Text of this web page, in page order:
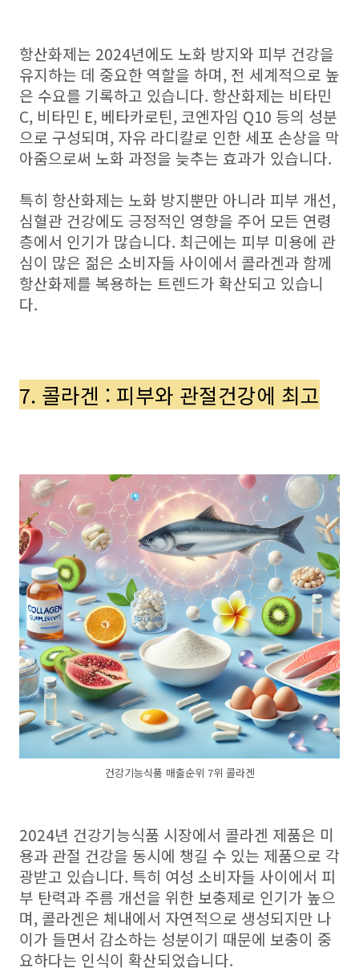
항산화제는 2024년에도 노화 방지와 피부 건강을
유지하는 데 중요한 역할을 하며, 전 세계적으로 높
은 수요를 기록하고 있습니다. 항산화제는 비타민
C, 비타민 E, 베타카로틴, 코엔자임 Q10 등의 성분
으로 구성되며, 자유 라디칼로 인한 세포 손상을 막
아줌으로써 노화 과정을 늦추는 효과가 있습니다.
특히 항산화제는 노화 방지뿐만 아니라 피부 개선,
심혈관 건강에도 긍정적인 영향을 주어 모든 연령
층에서 인기가 많습니다. 최근에는 피부 미용에 관
심이 많은 젊은 소비자들 사이에서 콜라겐과 함께
항산화제를 복용하는 트렌드가 확산되고 있습니
다.
7. 콜라겐 : 피부와 관절건강에 최고
건강기능식품 매출순위 7위 콜라겐
2024년 건강기능식품 시장에서 콜라겐 제품은 미
용과 관절 건강을 동시에 챙길 수 있는 제품으로 각
광받고 있습니다. 특히 여성 소비자들 사이에서 피
부 탄력과 주름 개선을 위한 보충제로 인기가 높으
며, 콜라겐은 체내에서 자연적으로 생성되지만 나
이가 들면서 감소하는 성분이기 때문에 보충이 중
요하다는 인식이 확산되었습니다.